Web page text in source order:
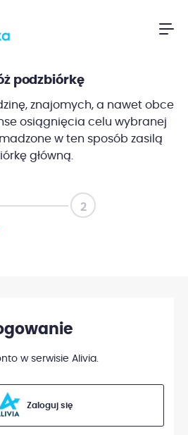
podzbiórkę
znajomych, a nawet obce
osiągnięcia celu wybranej
w ten sposób zasilą
główną.
2
w serwisie Alivia.
Zaloguj się